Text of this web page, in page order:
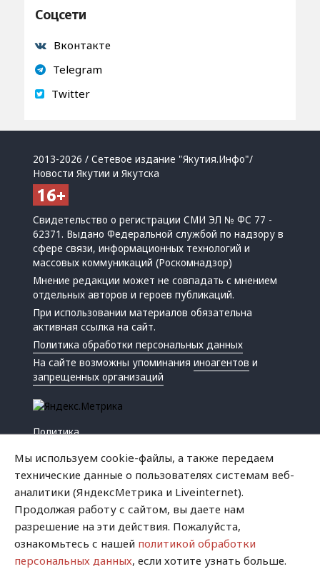
Соцсети
Вконтакте
Telegram
Twitter
2013-2026 / Сетевое издание "Якутия.Инфо"/
Новости Якутии и Якутска
Свидетельство о регистрации СМИ ЭЛ № ФС 77 -
62371. Выдано Федеральной службой по надзору в
сфере связи, информационных технологий и
массовых коммуникаций (Роскомнадзор)
Мнение редакции может не совпадать с мнением
отдельных авторов и героев публикаций.
При использовании материалов обязательна
активная ссылка на сайт.
Политика обработки персональных данных
На сайте возможны упоминанияиноагентов и
запрещенных организаций
Политика
Криминал
Успех
Мы используем cookie-файлы, а также передаем
технические данные о пользователях системам веб-
аналитики (ЯндексМетрика и Liveinternet).
Продолжая работу с сайтом, вы даете нам
разрешение на эти действия. Пожалуйста,
ознакомьтесь с нашей политикой обработки
персональных данных, если хотите узнать больше.